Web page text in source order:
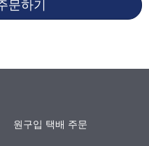
문하기
원구입 택배 주문